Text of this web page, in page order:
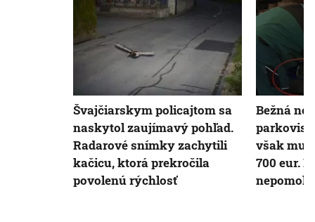
Švajčiarskym policajtom sa
naskytol zaujímavý pohľad.
Radarové snímky zachytili
kačicu, ktorá prekročila
povolenú rýchlosť
Bežná
však
700 eur.